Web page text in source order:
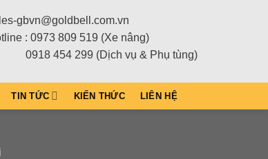
gbvn@goldbell.com.vn
: 0973 809 519 (Xe nâng)
454 299 (Dịch vụ & Phụ tùng)
TIN TỨC KIẾN THỨC LIÊN HỆ